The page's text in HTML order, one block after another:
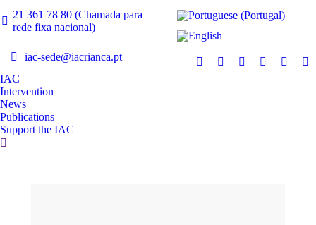
21 361 78 80 (Chamada para
rede fixa nacional)
iac-sede@iacrianca.pt
IAC
Intervention
News
Publications
Support the IAC